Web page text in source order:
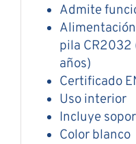
Admite
pila CR2032
años)
Certificado
Uso interior
Incluye
Color blanco